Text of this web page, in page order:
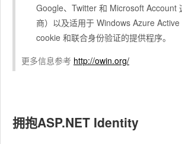
Google、Twitter 和 Microsoft Account
商）以及适用于 Windows Azure Active
cookie 和联合身份验证的提供程序。
更多信息参考 http://owin.org/
拥抱ASP.NET Identity